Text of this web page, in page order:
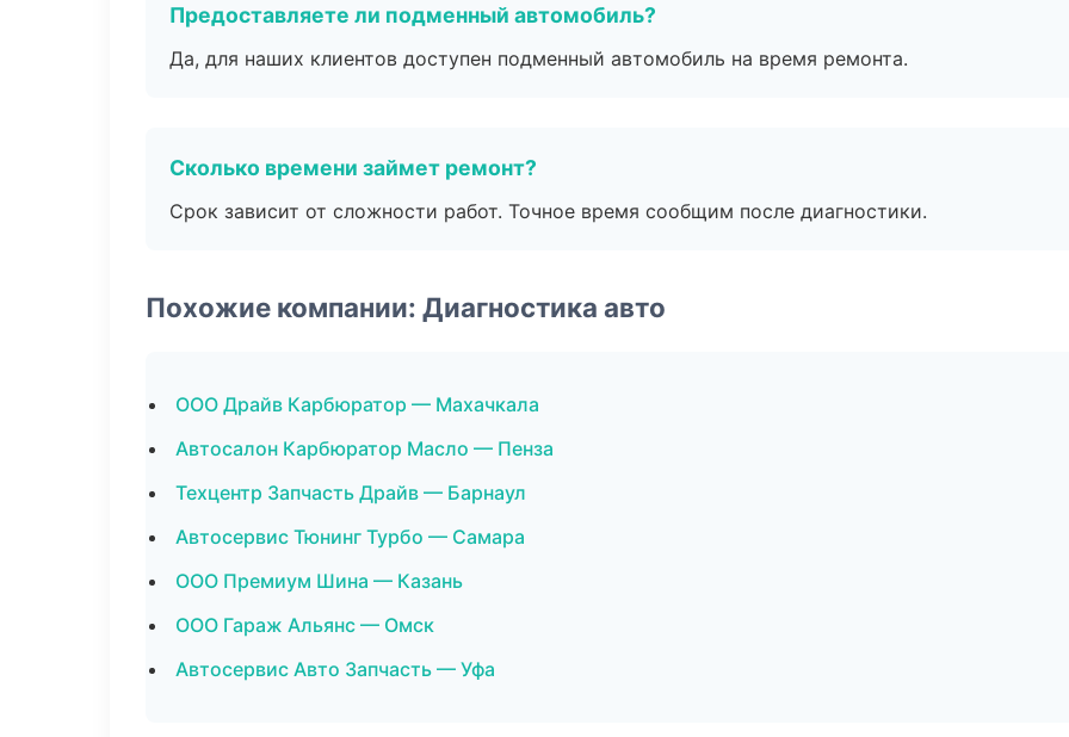
Предоставляете ли подменный автомобиль?
Да, для наших клиентов доступен подменный автомобиль на время ремонта.
Сколько времени займет ремонт?
Срок зависит от сложности работ. Точное время сообщим после диагностики.
Похожие компании: Диагностика авто
ООО Драйв Карбюратор — Махачкала
Автосалон Карбюратор Масло — Пенза
Техцентр Запчасть Драйв — Барнаул
Автосервис Тюнинг Турбо — Самара
ООО Премиум Шина — Казань
ООО Гараж Альянс — Омск
Автосервис Авто Запчасть — Уфа